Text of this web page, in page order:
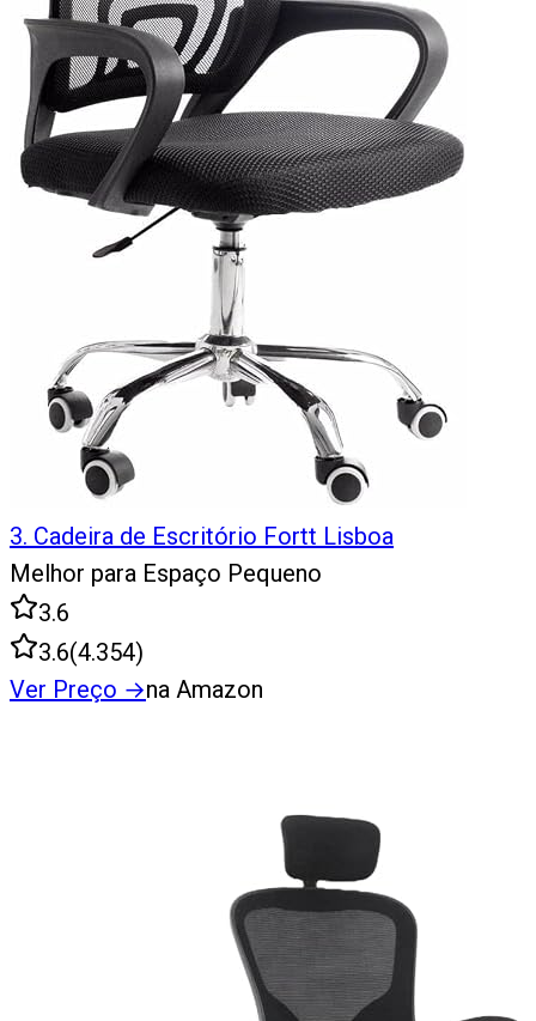
3. Cadeira de Escritório Fortt Lisboa
Melhor para Espaço Pequeno
3.6
3.6(4.354)
Ver Preço →na Amazon